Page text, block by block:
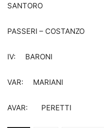
SANTORO
PASSERI – COSTANZO
IV: BARONI
VAR: MARIANI
AVAR: PERETTI